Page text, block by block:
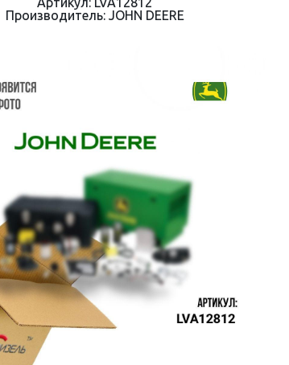
Производитель: JOHN DEERE